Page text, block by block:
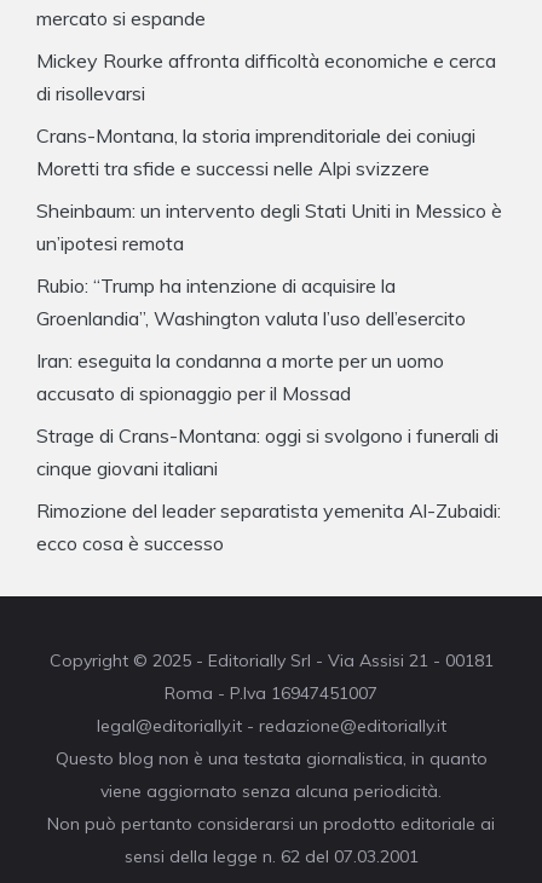
mercato si espande
Mickey Rourke affronta difficoltà economiche e cerca
di risollevarsi
Crans-Montana, la storia imprenditoriale dei coniugi
Moretti tra sfide e successi nelle Alpi svizzere
Sheinbaum: un intervento degli Stati Uniti in Messico è
un’ipotesi remota
Rubio: “Trump ha intenzione di acquisire la
Groenlandia”, Washington valuta l’uso dell’esercito
Iran: eseguita la condanna a morte per un uomo
accusato di spionaggio per il Mossad
Strage di Crans-Montana: oggi si svolgono i funerali di
cinque giovani italiani
Rimozione del leader separatista yemenita Al-Zubaidi:
ecco cosa è successo
Copyright © 2025 - Editorially Srl - Via Assisi 21 - 00181
Roma - P.Iva 16947451007
legal@editorially.it - redazione@editorially.it
Questo blog non è una testata giornalistica, in quanto
viene aggiornato senza alcuna periodicità.
Non può pertanto considerarsi un prodotto editoriale ai
sensi della legge n. 62 del 07.03.2001